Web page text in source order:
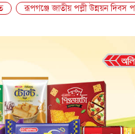
রূপগঞ্জে জাতীয় পল্লী উন্নয়ন দিবস